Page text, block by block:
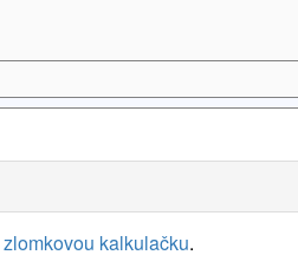
zlomkovou kalkulačku.